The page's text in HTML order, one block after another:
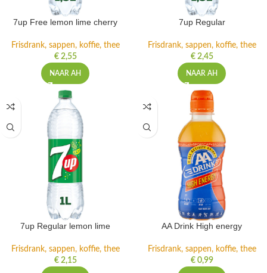
7up Free lemon lime cherry
Frisdrank, sappen, koffie, thee
€2,55
NAAR AH
7up Regular
Frisdrank, sappen, koffie, thee
€2,45
NAAR AH
7up Regular lemon lime
Frisdrank, sappen, koffie, thee
€2,15
AA Drink High energy
Frisdrank, sappen, koffie, thee
€0,99